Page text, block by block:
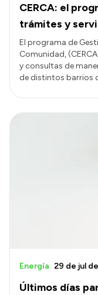
CERCA: el
trámites y
El programa de
Comunidad,
y consultas de
de distintos barrios
Últimos días
Energía 29 de jul